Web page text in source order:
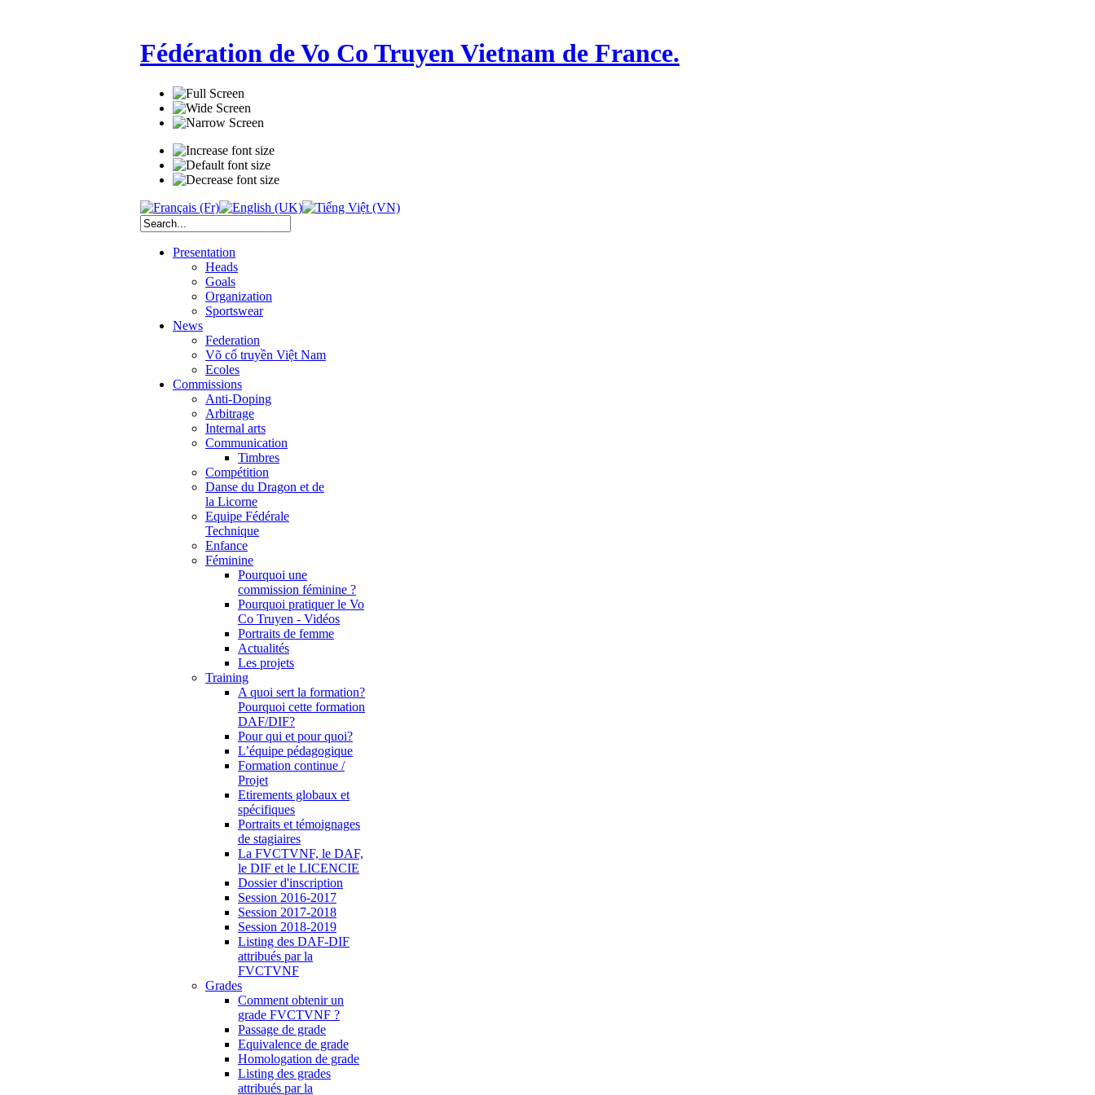
Fédération de Vo Co Truyen Vietnam de France.
Presentation
Heads
Goals
Organization
Sportswear
News
Federation
Võ cổ truyền Việt Nam
Ecoles
Commissions
Anti-Doping
Arbitrage
Internal arts
Communication
Timbres
Compétition
Danse du Dragon et de
la Licorne
Equipe Fédérale
Technique
Enfance
Féminine
Pourquoi une
commission féminine ?
Pourquoi pratiquer le Vo
Co Truyen - Vidéos
Portraits de femme
Actualités
Les projets
Training
A quoi sert la formation?
Pourquoi cette formation
DAF/DIF?
Pour qui et pour quoi?
L’équipe pédagogique
Formation continue /
Projet
Etirements globaux et
spécifiques
Portraits et témoignages
de stagiaires
La FVCTVNF, le DAF,
le DIF et le LICENCIE
Dossier d'inscription
Session 2016-2017
Session 2017-2018
Session 2018-2019
Listing des DAF-DIF
attribués par la
FVCTVNF
Grades
Comment obtenir un
grade FVCTVNF ?
Passage de grade
Equivalence de grade
Homologation de grade
Listing des grades
attribués par la